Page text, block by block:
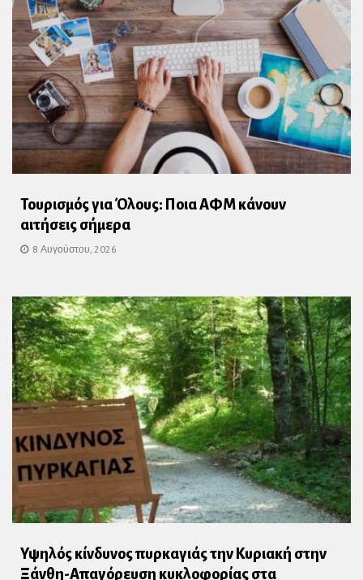
Τουρισμός για Όλους: Ποια ΑΦΜ κάνουν
αιτήσεις σήμερα
8 Αυγούστου, 2026
Υψηλός κίνδυνος πυρκαγιάς την Κυριακή στην
Ξάνθη-Απαγόρευση κυκλοφορίας στα